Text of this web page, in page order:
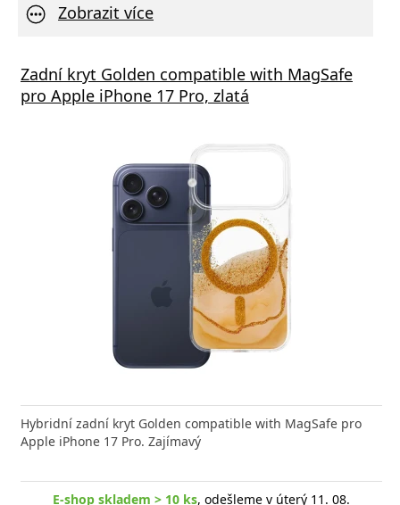
Zobrazit více
Zadní kryt Golden compatible with MagSafe
pro Apple iPhone 17 Pro, zlatá
Hybridní zadní kryt Golden compatible with MagSafe pro
Apple iPhone 17 Pro. Zajímavý
E-shop skladem > 10 ks, odešleme v úterý 11. 08.
nabíječka FIXED s 2xUSB výstupem, 17W
Rapid Charge, bílá
FIXED zajistí rychlé a bezpečné nabíjení
moderního smartphonu,